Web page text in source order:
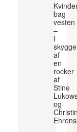
bag
vesten
–
i
af
en
rocker
af
Stine
og